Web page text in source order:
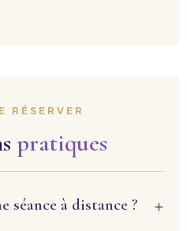
RÉSERVER
pratiques
séance à distance ?